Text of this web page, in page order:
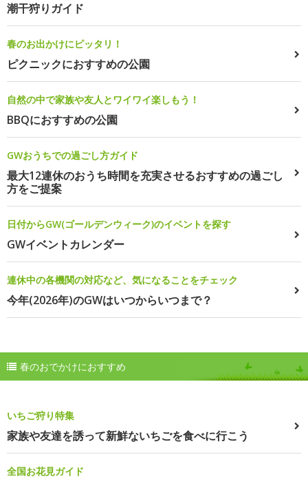
潮干狩りガイド
春のお出かけにピッタリ！
ピクニックにおすすめの公園
自然の中で家族や友人とワイワイ楽しもう！
BBQにおすすめの公園
GWおうちでの過ごし方ガイド
最大12連休のおうち時間を充実させるおすすめの過ごし
方をご提案
日付からGW(ゴールデンウィーク)のイベントを探す
GWイベントカレンダー
連休中の各機関の対応など、気になることをチェック
今年(2026年)のGWはいつからいつまで？
春のおでかけにおすすめ
いちご狩り特集
家族や友達を誘って新鮮ないちごを食べに行こう
全国お花見ガイド